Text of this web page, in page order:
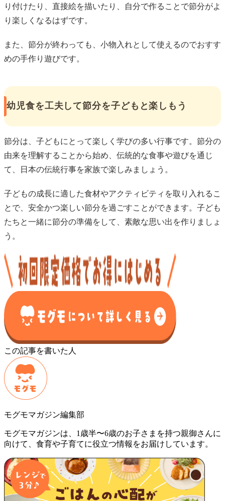
り付けたり、直接絵を描いたり、自分で作ることで節分がよ
り楽しくなるはずです。
また、節分が終わっても、小物入れとして使えるのでおすす
めの手作り遊びです。
幼児食を工夫して節分を子どもと楽しもう
節分は、子どもにとって楽しく学びの多い行事です。節分の
由来を理解することから始め、伝統的な食事や遊びを通じ
て、日本の伝統行事を家族で楽しみましょう。
子どもの成長に適した食材やアクティビティを取り入れるこ
とで、安全かつ楽しい節分を過ごすことができます。子ども
たちと一緒に節分の準備をして、素敵な思い出を作りましょ
う。
この記事を書いた人
モグモマガジン編集部
モグモマガジンは、1歳半〜6歳のお子さまを持つ親御さんに
向けて、食育や子育てに役立つ情報をお届けしています。